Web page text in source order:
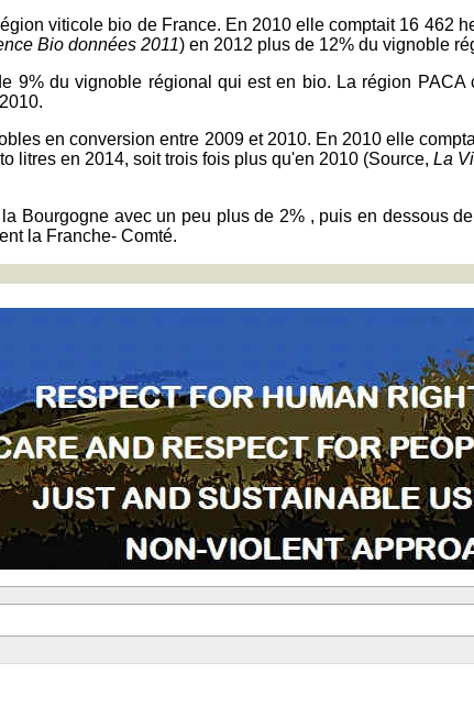
viticole bio de France. En 2010 elle comptait 16 462
Bio données 2011) en 2012 plus de 12% du vignoble
9% du vignoble régional qui est en bio. La région
en conversion entre 2009 et 2010. En 2010 elle
litres en 2014, soit trois fois plus qu'en 2010 (Source,La
Bourgogne avec un peu plus de 2% , puis en dessous
la Franche- Comté.